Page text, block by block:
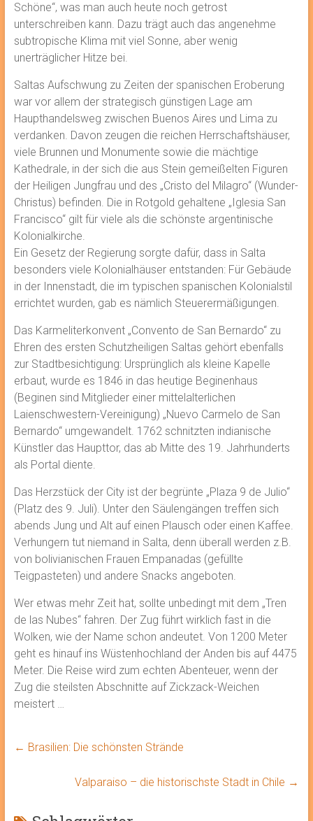
Schöne“, was man auch heute noch getrost
unterschreiben kann. Dazu trägt auch das angenehme
subtropische Klima mit viel Sonne, aber wenig
unerträglicher Hitze bei.
Saltas Aufschwung zu Zeiten der spanischen Eroberung
war vor allem der strategisch günstigen Lage am
Haupthandelsweg zwischen Buenos Aires und Lima zu
verdanken. Davon zeugen die reichen Herrschaftshäuser,
viele Brunnen und Monumente sowie die mächtige
Kathedrale, in der sich die aus Stein gemeißelten Figuren
der Heiligen Jungfrau und des „Cristo del Milagro“ (Wunder-
Christus) befinden. Die in Rotgold gehaltene „Iglesia San
Francisco“ gilt für viele als die schönste argentinische
Kolonialkirche.
Ein Gesetz der Regierung sorgte dafür, dass in Salta
besonders viele Kolonialhäuser entstanden: Für Gebäude
in der Innenstadt, die im typischen spanischen Kolonialstil
errichtet wurden, gab es nämlich Steuerermäßigungen.
Das Karmeliterkonvent „Convento de San Bernardo“ zu
Ehren des ersten Schutzheiligen Saltas gehört ebenfalls
zur Stadtbesichtigung: Ursprünglich als kleine Kapelle
erbaut, wurde es 1846 in das heutige Beginenhaus
(Beginen sind Mitglieder einer mittelalterlichen
Laienschwestern-Vereinigung) „Nuevo Carmelo de San
Bernardo“ umgewandelt. 1762 schnitzten indianische
Künstler das Haupttor, das ab Mitte des 19. Jahrhunderts
als Portal diente.
Das Herzstück der City ist der begrünte „Plaza 9 de Julio“
(Platz des 9. Juli). Unter den Säulengängen treffen sich
abends Jung und Alt auf einen Plausch oder einen Kaffee.
Verhungern tut niemand in Salta, denn überall werden z.B.
von bolivianischen Frauen Empanadas (gefüllte
Teigpasteten) und andere Snacks angeboten.
Wer etwas mehr Zeit hat, sollte unbedingt mit dem „Tren
de las Nubes“ fahren. Der Zug führt wirklich fast in die
Wolken, wie der Name schon andeutet. Von 1200 Meter
geht es hinauf ins Wüstenhochland der Anden bis auf 4475
Meter. Die Reise wird zum echten Abenteuer, wenn der
Zug die steilsten Abschnitte auf Zickzack-Weichen
meistert …
← Brasilien: Die schönsten Strände
Valparaiso – die historischste Stadt in Chile →